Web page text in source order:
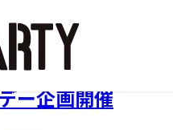
ー企画開催